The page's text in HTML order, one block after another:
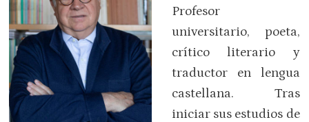
Profesor
universitario, poeta,
crítico literario y
traductor en lengua
castellana. Tras
iniciar sus estudios de